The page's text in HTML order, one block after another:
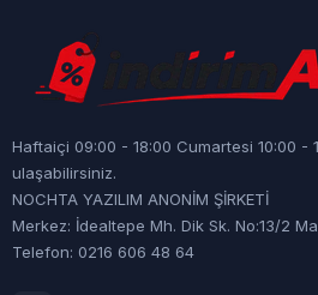
Haftaiçi 09:00 - 18:00 Cumartesi 10:00 -
ulaşabilirsiniz.
NOCHTA YAZILIM ANONİM ŞİRKETİ
Merkez: İdealtepe Mh. Dik Sk. No:13/2
Telefon: 0216 606 48 64